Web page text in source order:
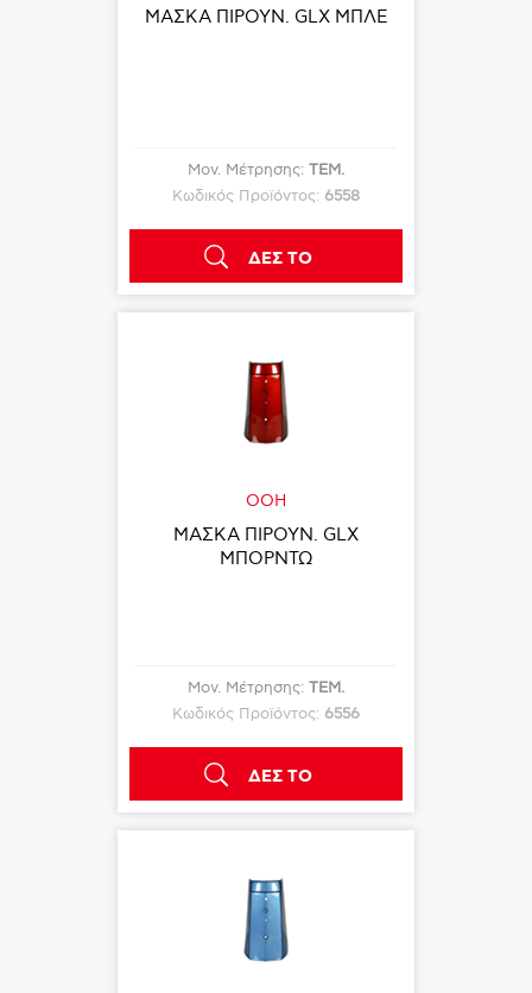
ΜΑΣΚΑ ΠΙΡΟΥΝ. GLX ΜΠΛΕ
Μον. Μέτρησης: ΤΕΜ.
Κωδικός Προϊόντος: 6558
ΔΕΣ ΤΟ
OOH
ΜΑΣΚΑ ΠΙΡΟΥΝ. GLX
ΜΠΟΡΝΤΩ
Μον. Μέτρησης: ΤΕΜ.
Κωδικός Προϊόντος: 6556
ΔΕΣ ΤΟ